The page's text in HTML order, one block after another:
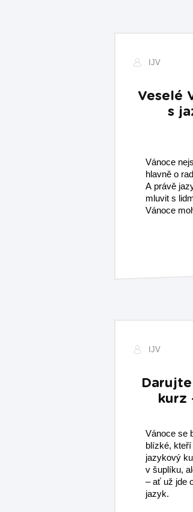
IJV
Veselé
s
Vánoce
hlavně o
A právě
mluvit s
Vánoce
IJV
kurz
Vánoce se
blízké,
jazykový
v šuplíku,
– ať už jde
jazyk.​